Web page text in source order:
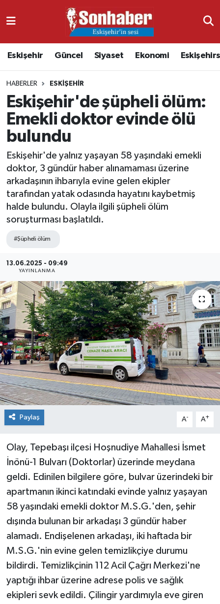
Eskişehir Güncel Siyaset Ekonomi
HABERLER ESKIŞEHIR
Eskişehir'de şüpheli ölüm:
Emekli doktor evinde ölü
bulundu
Eskişehir'de yalnız yaşayan 58 yaşındaki emekli
doktor, 3 gündür haber alınamaması üzerine
arkadaşının ihbarıyla evine gelen ekipler
tarafından yatak odasında hayatını kaybetmiş
halde bulundu. Olayla ilgili şüpheli ölüm
soruşturması başlatıldı.
#Şüpheli ölüm
13.06.2025 - 09:49
YAYINLANMA
Paylaş A- A+
Olay, Tepebaşı ilçesi Hoşnudiye Mahallesi İsmet
İnönü-1 Bulvarı (Doktorlar) üzerinde meydana
geldi. Edinilen bilgilere göre, bulvar üzerindeki bir
apartmanın ikinci katındaki evinde yalnız yaşayan
58 yaşındaki emekli doktor M.S.G.'den, şehir
dışında bulunan bir arkadaşı 3 gündür haber
alamadı. Endişelenen arkadaşı, iki haftada bir
M.S.G.'nin evine gelen temizlikçiye durumu
bildirdi. Temizlikçinin 112 Acil Çağrı Merkezi'ne
yaptığı ihbar üzerine adrese polis ve sağlık
ekipleri sevk edildi. Çilingir yardımıyla eve giren
Ekonomi
Güncel
Kültür & Sanat
Magazin
Resmi İlanlar
Siyaset
Spor
Nöbetçi Eczaneler
Namaz Vakitleri
Trafik Durumu
Süper Lig Puan Durumu ve Fikstür
Tüm Manşetler
Son Dakika Haberleri